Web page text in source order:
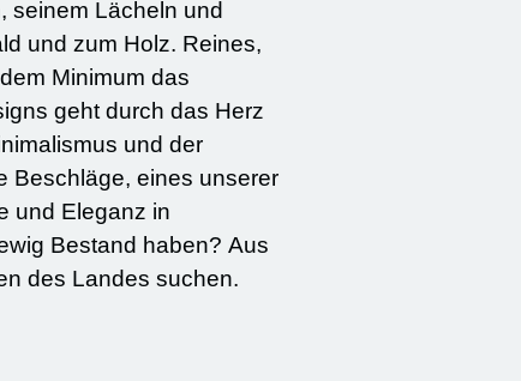
und zum Holz. Reines,
Minimum das
und der
Beschläge, eines unserer
Bestand haben? Aus
des Landes suchen.